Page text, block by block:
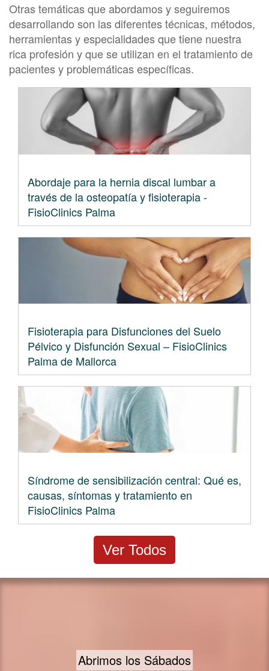
Otras temáticas que abordamos y seguiremos
desarrollando son las diferentes técnicas, métodos,
herramientas y especialidades que tiene nuestra
rica profesión y que se utilizan en el tratamiento de
pacientes y problemáticas específicas.
Abordaje para la hernia discal lumbar a
través de la osteopatía y fisioterapia -
FisioClinics Palma
Fisioterapia para Disfunciones del Suelo
Pélvico y Disfunción Sexual – FisioClinics
Palma de Mallorca
Síndrome de sensibilización central: Qué es,
causas, síntomas y tratamiento en
FisioClinics Palma
Ver Todos
Amplios horarios y disponibilidad